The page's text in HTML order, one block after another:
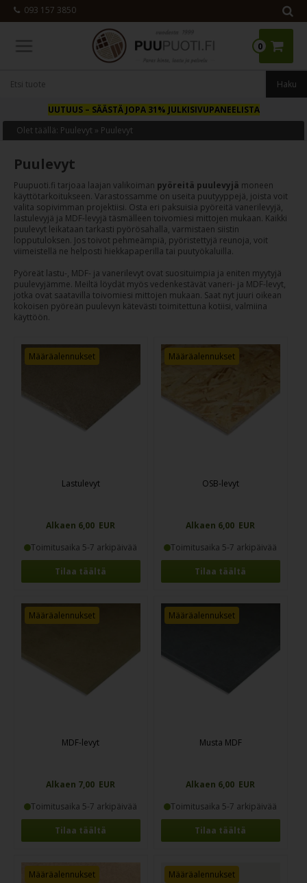
093 157 3850
0
UUTUUS– SÄÄSTÄ JOPA 31% JULKISIVUPANEELISTA
Olet täällä: Puulevyt » Puulevyt
Puulevyt
Puupuoti.fi tarjoaa laajan valikoiman pyöreitä puulevyjä moneen
käyttötarkoitukseen. Varastossamme on useita puutyyppejä, joista voit
valita sopivimman projektiisi. Osta eri paksuisia pyöreitä vanerilevyjä,
lastulevyjä ja MDF-levyjä täsmälleen toivomiesi mittojen mukaan. Kaikki
puulevyt leikataan tarkasti pyörösahalla, varmistaen siistin
lopputuloksen. Jos toivot pehmeämpiä, pyöristettyjä reunoja, voit
viimeistellä ne helposti hiekkapaperilla tai puutyökaluilla.
Pyöreät lastu-, MDF- ja vanerilevyt ovat suosituimpia ja eniten myytyjä
puulevyjämme. Meiltä löydät myös vedenkestävät vaneri- ja MDF-levyt,
jotka ovat saatavilla toivomiesi mittojen mukaan. Saat nyt juuri oikean
kokoisen pyöreän puulevyn kätevästi toimitettuna kotiisi, valmiina
käyttöön.
Määräalennukset
Lastulevyt
Alkaen 6,00 EUR
Toimitusaika 5-7 arkipäivää
Tilaa täältä
Määräalennukset
OSB-levyt
Alkaen 6,00 EUR
Toimitusaika 5-7 arkipäivää
Tilaa täältä
Määräalennukset
MDF-levyt
Alkaen 7,00 EUR
Toimitusaika 5-7 arkipäivää
Tilaa täältä
Määräalennukset
Musta MDF
Alkaen 6,00 EUR
Toimitusaika 5-7 arkipäivää
Tilaa täältä
Määräalennukset Määräalennukset